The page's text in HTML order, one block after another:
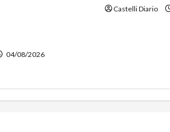
04/08/2026
Castelli Diario